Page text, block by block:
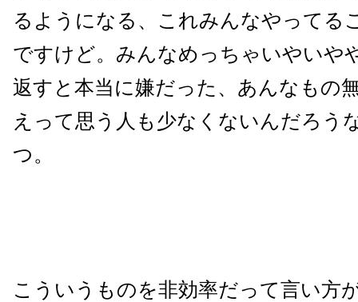
るようになる、これみんなやってる
ですけど。みんなめっちゃいやいや
返すと本当に嫌だった、あんなもの
えって思う人も少なくないんだろう
つ。
こういうものを非効率だって言い方